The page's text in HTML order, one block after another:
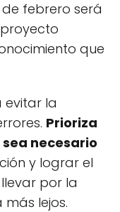
de febrero será
que
evitar la
Prioriza
necesario
y lograr el
por la
lejos.